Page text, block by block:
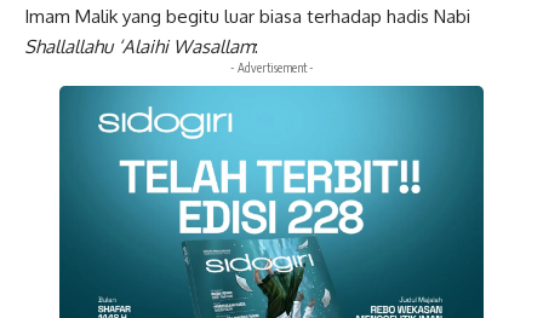
Imam Malik yang begitu luar biasa terhadap hadis Nabi
Shallallahu ‘Alaihi Wasallam:
- Advertisement -